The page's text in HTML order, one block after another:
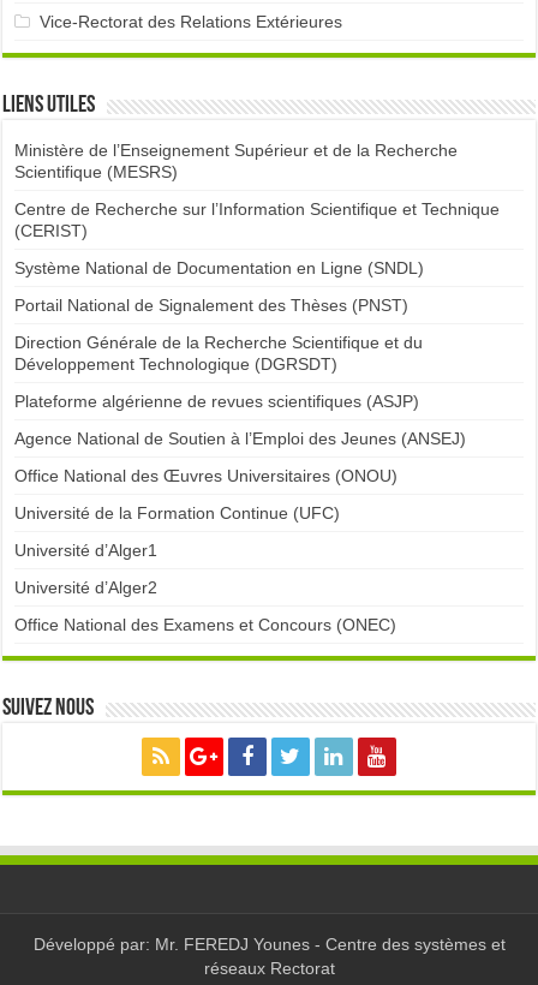
Vice-Rectorat des Relations Extérieures
Liens utiles
Ministère de l’Enseignement Supérieur et de la Recherche
Scientifique (MESRS)
Centre de Recherche sur l’Information Scientifique et Technique
(CERIST)
Système National de Documentation en Ligne (SNDL)
Portail National de Signalement des Thèses (PNST)
Direction Générale de la Recherche Scientifique et du
Développement Technologique (DGRSDT)
Plateforme algérienne de revues scientifiques (ASJP)
Agence National de Soutien à l’Emploi des Jeunes (ANSEJ)
Office National des Œuvres Universitaires (ONOU)
Université de la Formation Continue (UFC)
Université d’Alger1
Université d’Alger2
Office National des Examens et Concours (ONEC)
Suivez nous
Développé par: Mr. FEREDJ Younes - Centre des systèmes et
réseaux Rectorat